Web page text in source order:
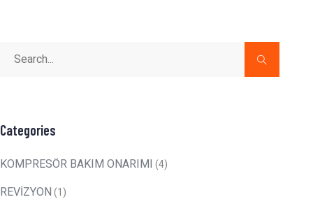
Categories
KOMPRESÖR BAKIM ONARIMI (4)
REVİZYON(1)